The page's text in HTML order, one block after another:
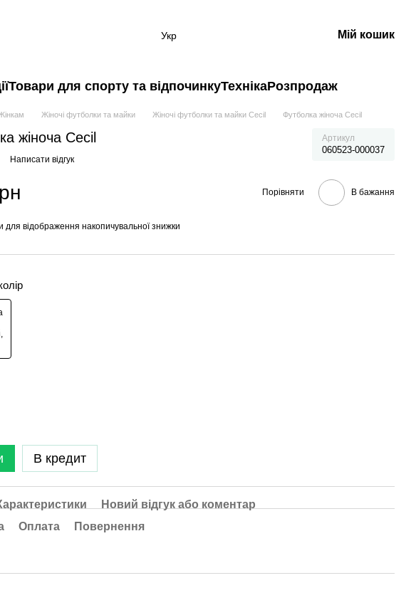
Укр Мій кошик
Товари для спорту та відпочинкуТехнікаРозпродаж
Жіночі футболки та майки Жіночі футболки та майки Cecil Футболка жіноча Cecil
жіноча Cecil Артикул
060523-000037
Написати відгук
Порівняти В бажання
для відображення накопичувальної знижки
В кредит
Новий відгук або коментар
Оплата Повернення